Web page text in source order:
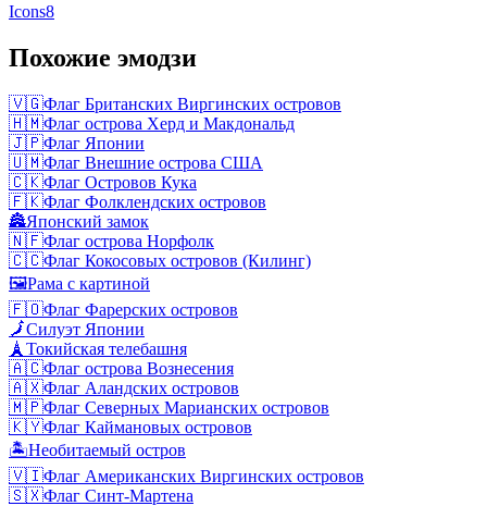
Icons8
Похожие эмодзи
🇻🇬Флаг Британских Виргинских островов
🇭🇲Флаг острова Херд и Макдональд
🇯🇵Флаг Японии
🇺🇲Флаг Внешние острова США
🇨🇰Флаг Островов Кука
🇫🇰Флаг Фолклендских островов
🏯Японский замок
🇳🇫Флаг острова Норфолк
🇨🇨Флаг Кокосовых островов (Килинг)
🖼️Рама с картиной
🇫🇴Флаг Фарерских островов
🗾Силуэт Японии
🗼 Токийская телебашня
🇦🇨Флаг острова Вознесения
🇦🇽Флаг Аландских островов
🇲🇵Флаг Северных Марианских островов
🇰🇾Флаг Каймановых островов
🏝️Необитаемый остров
🇻🇮Флаг Американских Виргинских островов
🇸🇽Флаг Синт-Мартена